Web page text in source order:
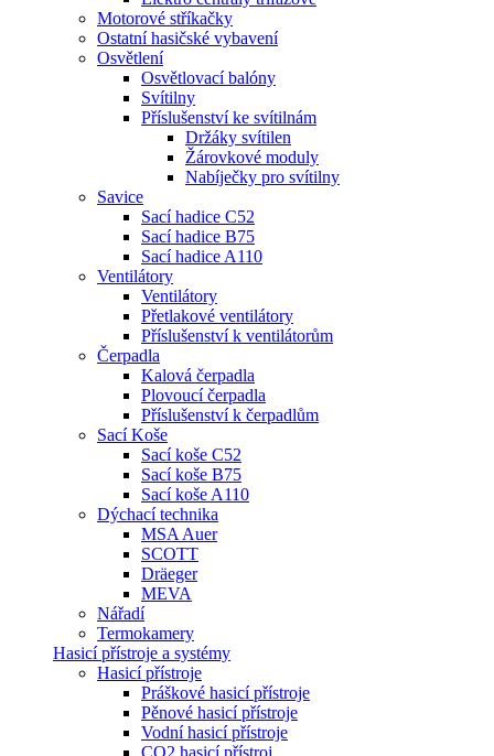
Motorové stříkačky
Ostatní hasičské vybavení
Osvětlení
Osvětlovací balóny
Svítilny
Příslušenství ke svítilnám
Držáky svítilen
Žárovkové moduly
Nabíječky pro svítilny
Savice
Sací hadice C52
Sací hadice B75
Sací hadice A110
Ventilátory
Ventilátory
Přetlakové ventilátory
Příslušenství k ventilátorům
Čerpadla
Kalová čerpadla
Plovoucí čerpadla
Příslušenství k čerpadlům
Sací Koše
Sací koše C52
Sací koše B75
Sací koše A110
Dýchací technika
MSA Auer
SCOTT
Dräeger
MEVA
Nářadí
Termokamery
Hasicí přístroje a systémy
Hasicí přístroje
Práškové hasicí přístroje
Pěnové hasicí přístroje
Vodní hasicí přístroje
CO2 hasicí přístroj